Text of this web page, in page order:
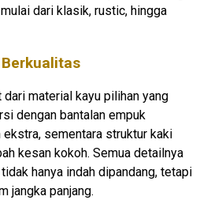
dari klasik, rustic, hingga
material kayu pilihan yang
dengan bantalan empuk
ekstra, sementara struktur kaki
kesan kokoh. Semua detailnya
hanya indah dipandang, tetapi
jangka panjang.